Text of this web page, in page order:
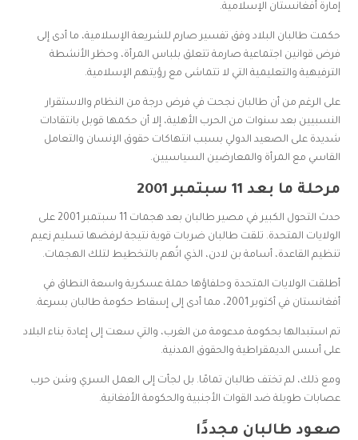
إمارة أفغانستان الإسلامية.
حكمت طالبان البلاد وفق تفسير صارم للشريعة الإسلامية، ما أدى إلى
فرض قوانين اجتماعية صارمة تتعلق بلباس المرأة، وحظر الأنشطة
الترفيهية والتعليمية التي لا تتماشى مع رؤيتهم الإسلامية.
على الرغم من أن طالبان نجحت في فرض درجة من النظام والاستقرار
النسبيين بعد سنوات من الحرب الأهلية، إلا أن حكمها قوبل بانتقادات
شديدة على الصعيد الدولي بسبب انتهاكات حقوق الإنسان والتعامل
القاسي مع المرأة والمعارضين السياسيين.
مرحلة ما بعد 11 سبتمبر 2001
حدث التحول الكبير في مصير طالبان بعد هجمات 11 سبتمبر 2001 على
الولايات المتحدة. تلقت طالبان ضربات قوية نتيجة لرفضها تسليم زعيم
تنظيم القاعدة، أسامة بن لادن، الذي اتُهم بالتخطيط لتلك الهجمات.
أطلقت الولايات المتحدة وحلفاؤها حملة عسكرية واسعة النطاق في
أفغانستان في أكتوبر 2001، مما أدى إلى إسقاط حكومة طالبان بسرعة.
تم استبدالها بحكومة مدعومة من الغرب، والتي سعت إلى إعادة بناء البلاد
على أسس الديمقراطية والحقوق المدنية.
ومع ذلك، لم تختف طالبان تمامًا. بل لجأت إلى العمل السري وشن حرب
عصابات طويلة ضد القوات الأجنبية والحكومة الأفغانية.
صعود طالبان مجددًا